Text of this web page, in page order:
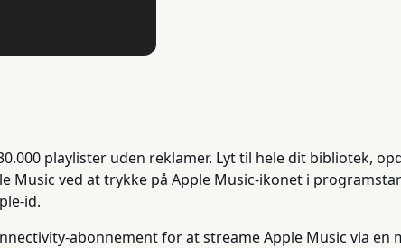
playlister uden reklamer. Lyt til hele dit bibliotek,
Music ved at trykke på Apple Music-ikonet i
id.
abonnement for at streame Apple Music via en